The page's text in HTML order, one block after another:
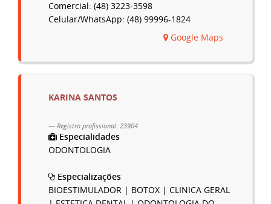
Comercial: (48) 3223-3598
Celular/WhatsApp: (48) 99996-1824
Google Maps
KARINA SANTOS
Registro profissional: 23904
Especialidades
ODONTOLOGIA
Especializações
BIOESTIMULADOR | BOTOX | CLINICA GERAL